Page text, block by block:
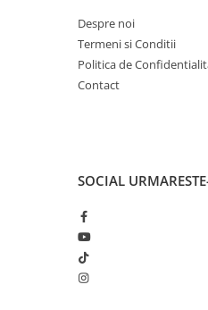
Aspersoare
Furtunuri gradinarit
Ghivece si suporturi
Lampi solare
Lopeti si unelte deszapezit
Mobilier gradina
Mufe si conectori irigare
Despre noi
Termeni si Conditii
Politica de
Contact
SOCIAL